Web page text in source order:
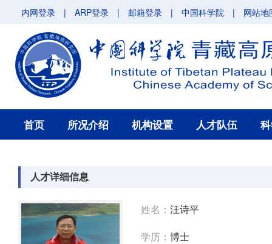
内网登录 | ARP登录 | 邮箱登录 | 中国科学院 | 网站地
首页 所况介绍 机构设置 人才队伍
人才详细信息
姓名： 汪诗平
学历： 博士